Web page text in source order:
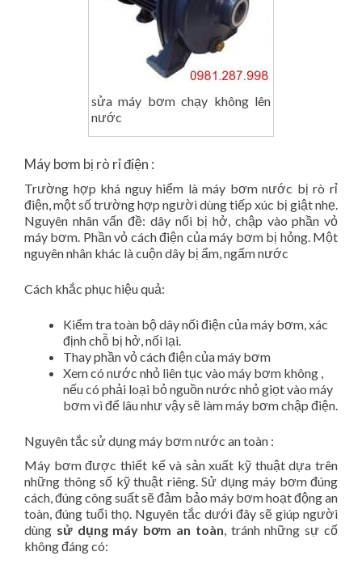
sửa máy bơm chạy không lên
nước
Máy bơm bị rò rỉ điện :
Trường hợp khá nguy hiểm là máy bơm nước bị rò rỉ
điện, một số trường hợp người dùng tiếp xúc bị giật nhẹ.
Nguyên nhân vấn đề: dây nối bị hở, chập vào phần vỏ
máy bơm. Phần vỏ cách điện của máy bơm bị hỏng. Một
nguyên nhân khác là cuộn dây bị ẩm, ngấm nước
Cách khắc phục hiệu quả:
Kiểm tra toàn bộ dây nối điện của máy bơm, xác
định chỗ bị hở, nối lại.
Thay phần vỏ cách điện của máy bơm
Xem có nước nhỏ liên tục vào máy bơm không ,
nếu có phải loại bỏ nguồn nước nhỏ giọt vào máy
bơm vì để lâu như vậy sẽ làm máy bơm chập điện.
Nguyên tắc sử dụng máy bơm nước an toàn :
Máy bơm được thiết kế và sản xuất kỹ thuật dựa trên
những thông số kỹ thuật riêng. Sử dụng máy bơm đúng
cách, đúng công suất sẽ đảm bảo máy bơm hoạt động an
toàn, đúng tuổi thọ. Nguyên tắc dưới đây sẽ giúp người
dùng sử dụng máy bơm an toàn, tránh những sự cố
không đáng có: